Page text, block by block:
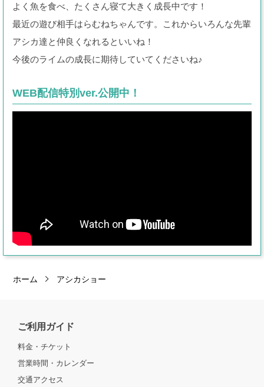
よく魚を食べ、たくさん寝て大きく成長中です！
最近の遊び相手はらむねちゃんです。これからいろんな先輩
アシカ達と仲良くなれるといいね！
今後のライムの成長に期待していてくださいね♪
WEB配信特別ver.公開中！
ホーム アシカショー
ご利用ガイド
料金・チケット
営業時間・カレンダー
交通アクセス